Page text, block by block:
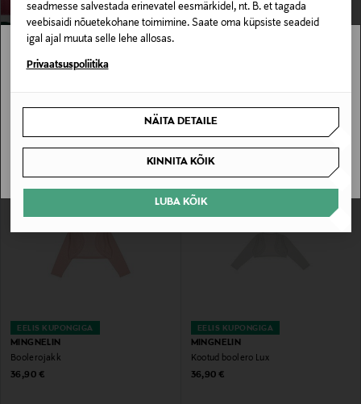
seadmesse salvestada erinevatel eesmärkidel, nt. B. et tagada
veebisaidi nõuetekohane toimimine. Saate oma küpsiste seadeid
igal ajal muuta selle lehe allosas.
Privaatsuspoliitika
NÄITA DETAILE
KINNITA KÕIK
LUBA KÕIK
alatesOriginal Price
46,90 €
EELIS KUPONGIGA
MINGNELIN
Boolerojakk
Original Price
36,90 €
EELIS KUPONGIGA
MINGNELIN
Kootud boolero Lux
Original Price
36,90 €
Stockmann pole Sinu riigis saadaval.
SAAN ARU